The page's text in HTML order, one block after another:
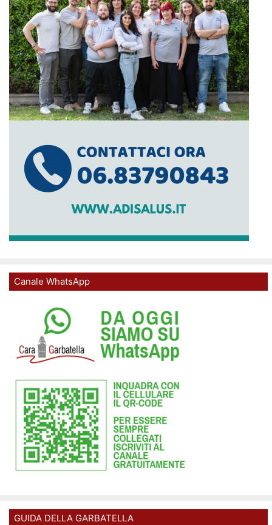
Canale WhatsApp
GUIDA DELLA GARBATELLA